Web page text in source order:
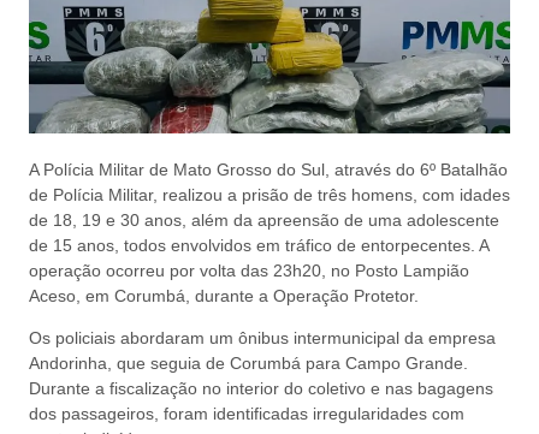
A Polícia Militar de Mato Grosso do Sul, através do 6º Batalhão
de Polícia Militar, realizou a prisão de três homens, com idades
de 18, 19 e 30 anos, além da apreensão de uma adolescente
de 15 anos, todos envolvidos em tráfico de entorpecentes. A
operação ocorreu por volta das 23h20, no Posto Lampião
Aceso, em Corumbá, durante a Operação Protetor.
Os policiais abordaram um ônibus intermunicipal da empresa
Andorinha, que seguia de Corumbá para Campo Grande.
Durante a fiscalização no interior do coletivo e nas bagagens
dos passageiros, foram identificadas irregularidades com